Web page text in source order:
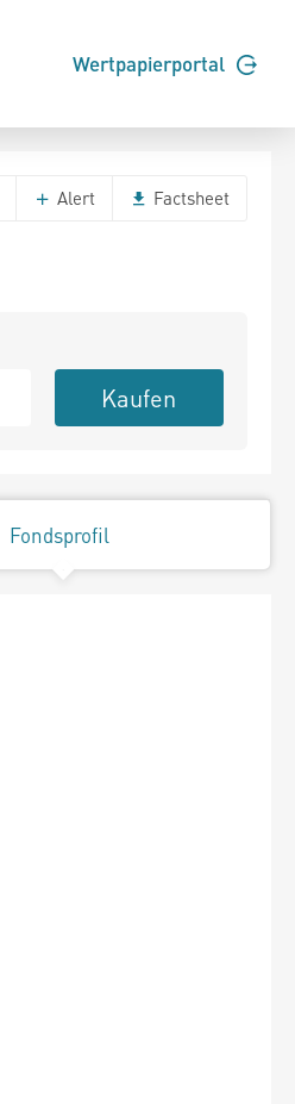
Wertpapierportal
Alert Factsheet
Kaufen
Fondsprofil